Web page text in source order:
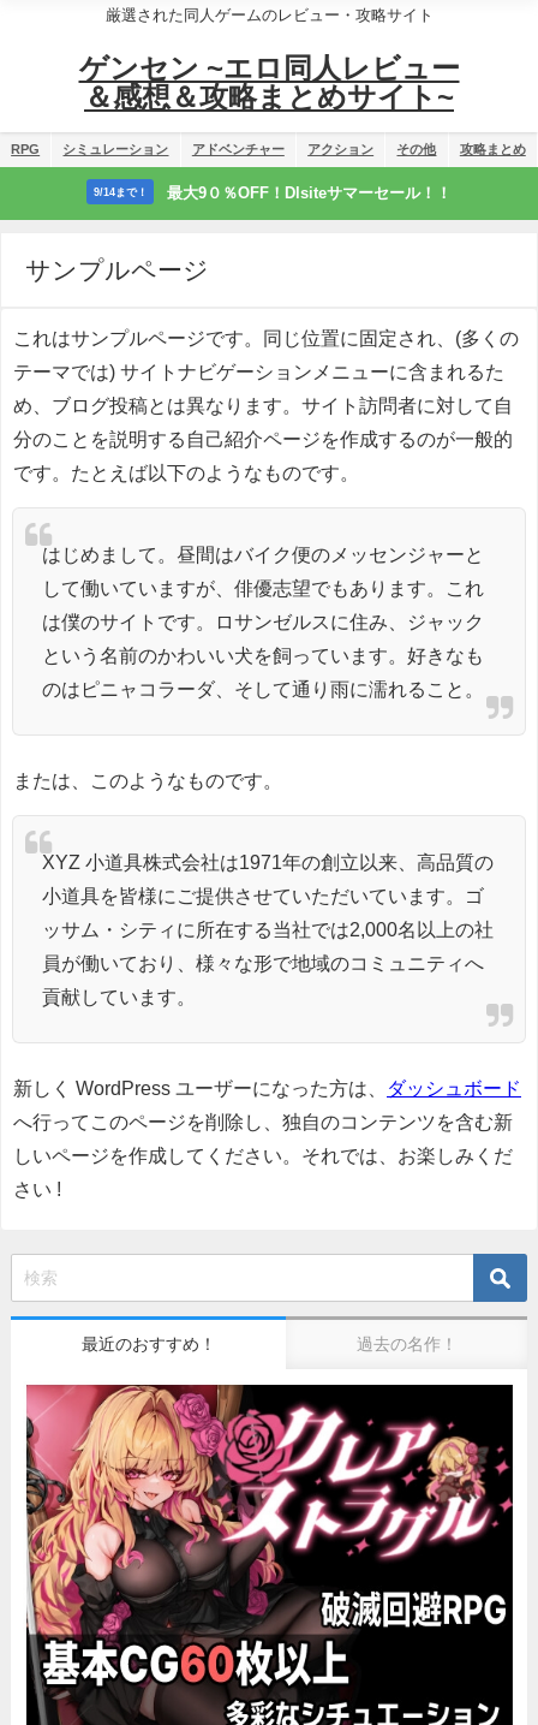
厳選された同人ゲームのレビュー・攻略サイト
ゲンセン ~エロ同人レビュー
＆感想＆攻略まとめサイト~
RPG シミュレーション アドベンチャー アクション その他 攻略まとめ
9/14まで！ 最大9０％OFF！Dlsiteサマーセール！！
サンプルページ
これはサンプルページです。同じ位置に固定され、(多くの
テーマでは) サイトナビゲーションメニューに含まれるた
め、ブログ投稿とは異なります。サイト訪問者に対して自
分のことを説明する自己紹介ページを作成するのが一般的
です。たとえば以下のようなものです。
はじめまして。昼間はバイク便のメッセンジャーと
して働いていますが、俳優志望でもあります。これ
は僕のサイトです。ロサンゼルスに住み、ジャック
という名前のかわいい犬を飼っています。好きなも
のはピニャコラーダ、そして通り雨に濡れること。
または、このようなものです。
XYZ 小道具株式会社は1971年の創立以来、高品質の
小道具を皆様にご提供させていただいています。ゴ
ッサム・シティに所在する当社では2,000名以上の社
員が働いており、様々な形で地域のコミュニティへ
貢献しています。
新しく WordPress ユーザーになった方は、
ダッシュボード
へ行ってこのページを削除し、独自のコンテンツを含む新
しいページを作成してください。それでは、お楽しみくだ
さい !
最近のおすすめ！ 過去の名作！